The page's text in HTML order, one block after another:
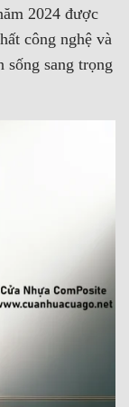
2024 được
công nghệ và
sống sang trọng